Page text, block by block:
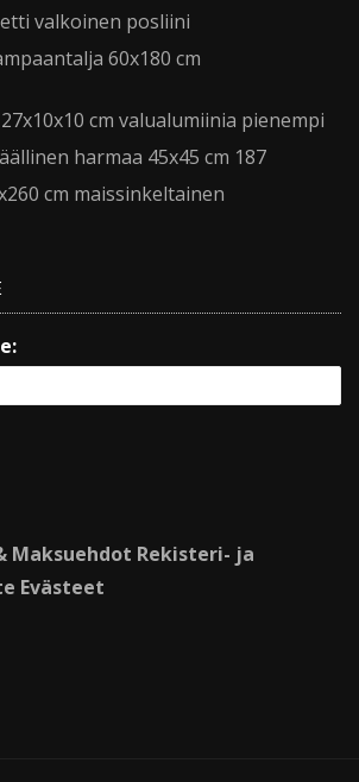
valkoinen posliini
60x180 cm
cm valualumiinia pienempi
harmaa 45x45 cm 187
cm maissinkeltainen
Maksuehdot Rekisteri- ja
Evästeet